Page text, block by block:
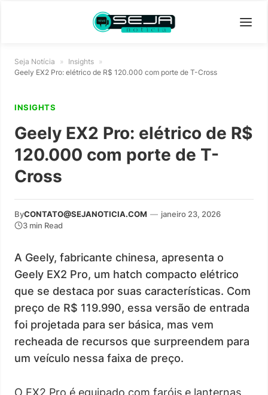
Seja Notícia » Insights »
Geely EX2 Pro: elétrico de R$ 120.000 com porte de T-Cross
INSIGHTS
Geely EX2 Pro: elétrico de R$
120.000 com porte de T-
Cross
ByCONTATO@SEJANOTICIA.COM — janeiro 23, 2026
3 min Read
A Geely, fabricante chinesa, apresenta o
Geely EX2 Pro, um hatch compacto elétrico
que se destaca por suas características. Com
preço de R$ 119.990, essa versão de entrada
foi projetada para ser básica, mas vem
recheada de recursos que surpreendem para
um veículo nessa faixa de preço.
O EX2 Pro é equipado com faróis e lanternas